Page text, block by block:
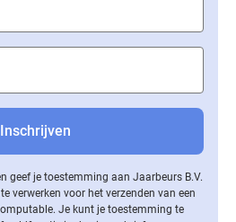
geef je toestemming aan Jaarbeurs B.V.
verwerken voor het verzenden van een
Je kunt je toestemming te